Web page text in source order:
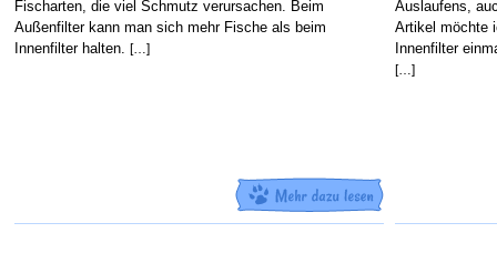
Fischarten, die viel Schmutz verursachen. Beim
Außenfilter kann man sich mehr Fische als beim
Innenfilter halten. […]
Auslaufens,
Artikel möchte
Innenfilter
[…]